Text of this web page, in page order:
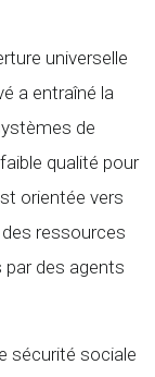
universelle
a entraîné la
de
qualité pour
orientée vers
ressources
par des agents
sécurité sociale